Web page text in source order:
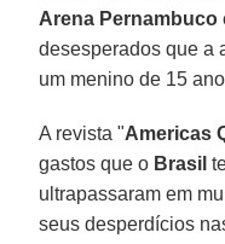
Arena Pernambuco
desesperados que a
um menino de 15
A revista "Americas
gastos que o Brasil
ultrapassaram em
seus desperdícios